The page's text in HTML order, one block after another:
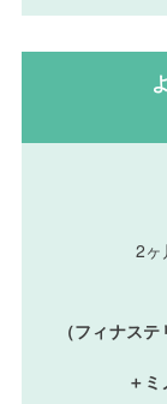
2ヶ
（フィナス
＋